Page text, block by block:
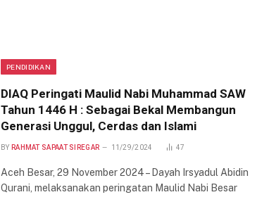
PENDIDIKAN
DIAQ Peringati Maulid Nabi Muhammad SAW
Tahun 1446 H : Sebagai Bekal Membangun
Generasi Unggul, Cerdas dan Islami
BY RAHMAT SAPAAT SIREGAR 11/29/2024 47
Aceh Besar, 29 November 2024 – Dayah Irsyadul Abidin
Qurani, melaksanakan peringatan Maulid Nabi Besar